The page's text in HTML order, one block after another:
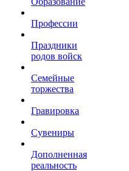
Профессии
Праздники
родов войск
Семейные
торжества
Гравировка
Сувениры
Дополненная
реальность